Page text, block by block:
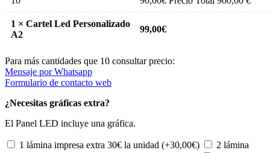
1 × Cartel Led Personalizado
A2
99,00€
Para más cantidades que 10 consultar precio:
Mensaje por Whatsapp
Formulario de contacto web
¿Necesitas gráficas extra?
El Panel LED incluye una gráfica.
1 lámina impresa extra 30€ la unidad (+30,00€)
2 lámina